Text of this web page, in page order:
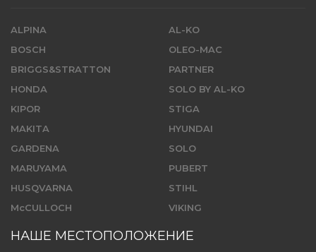
ALPINA
BOSCH
BRIGGS&STRATTON
HONDA
KIPOR
MAKITA
GARDENA
MARUYAMA
HUSQVARNA
McCULLOCH
AL-KO
OLEO-MAC
PARTNER
SOLO BY AL-KO
STIGA
HYUNDAI
SOLO
PUBERT
STIHL
VIKING
НАШЕ МЕСТОПОЛОЖЕНИЕ